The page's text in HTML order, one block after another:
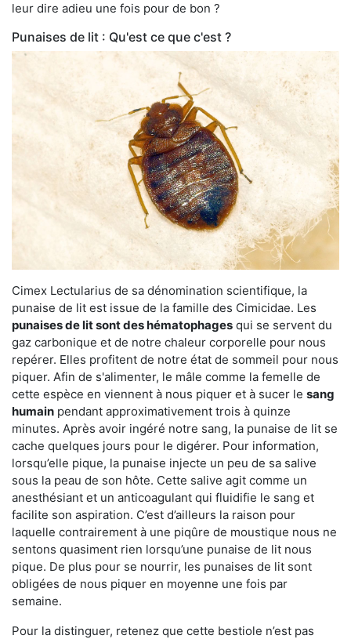
leur dire adieu une fois pour de bon ?
Punaises de lit : Qu'est ce que c'est ?
Cimex Lectularius de sa dénomination scientifique, la
punaise de lit est issue de la famille des Cimicidae. Les
punaises de lit sont des hématophages qui se servent du
gaz carbonique et de notre chaleur corporelle pour nous
repérer. Elles profitent de notre état de sommeil pour nous
piquer. Afin de s'alimenter, le mâle comme la femelle de
cette espèce en viennent à nous piquer et à sucer le sang
humain pendant approximativement trois à quinze
minutes. Après avoir ingéré notre sang, la punaise de lit se
cache quelques jours pour le digérer. Pour information,
lorsqu’elle pique, la punaise injecte un peu de sa salive
sous la peau de son hôte. Cette salive agit comme un
anesthésiant et un anticoagulant qui fluidifie le sang et
facilite son aspiration. C’est d’ailleurs la raison pour
laquelle contrairement à une piqûre de moustique nous ne
sentons quasiment rien lorsqu’une punaise de lit nous
pique. De plus pour se nourrir, les punaises de lit sont
obligées de nous piquer en moyenne une fois par
semaine.
Pour la distinguer, retenez que cette bestiole n’est pas